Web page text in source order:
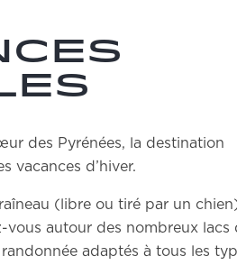
des Pyrénées, la destination
vacances d’hiver.
(libre ou tiré par un
autour des nombreux lacs
adaptés à tous les